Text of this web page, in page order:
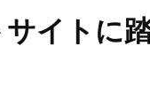
イトに